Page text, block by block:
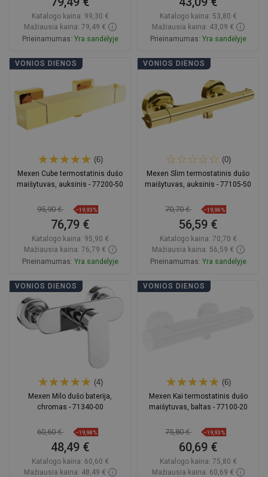
Katalogo kaina: 99,30 €
Mažiausia kaina: 79,49 €
Prieinamumas: Yra sandėlyje
Į krepšelį
favorite_border Mėgstami
Katalogo kaina: 53,80 €
Mažiausia kaina: 43,09 €
Prieinamumas: Yra sandėlyje
Į krepšelį
favorite_border Mėgstami
VONIOS DIENOS
(6)
Mexen Cube termostatinis dušo
maišytuvas, auksinis - 77200-50
95,90 € −19,93%
76,79 €
Katalogo kaina: 95,90 €
Mažiausia kaina: 76,79 €
Prieinamumas: Yra sandėlyje
Į krepšelį
favorite_border Mėgstami
Palyginti
VONIOS DIENOS
(0)
Mexen Slim termostatinis dušo
maišytuvas, auksinis - 77105-50
70,70 € −19,96%
56,59 €
Katalogo kaina: 70,70 €
Mažiausia kaina: 56,59 €
Prieinamumas: Yra sandėlyje
Į krepšelį
VONIOS DIENOS
(4)
Mexen Milo dušo baterija,
chromas - 71340-00
60,60 € −19,98%
48,49 €
Katalogo kaina: 60,60 €
Mažiausia kaina: 48,49 €
VONIOS DIENOS
(6)
Mexen Kai termostatinis dušo
maišytuvas, baltas - 77100-20
75,80 € −19,93%
60,69 €
Katalogo kaina: 75,80 €
Mažiausia kaina: 60,69 €